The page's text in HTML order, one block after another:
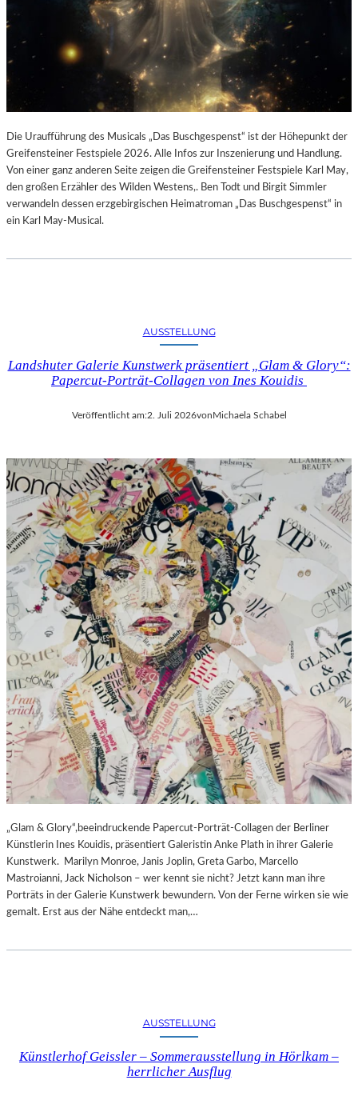
Die Uraufführung des Musicals „Das Buschgespenst“ ist der Höhepunkt der
Greifensteiner Festspiele 2026. Alle Infos zur Inszenierung und Handlung.
Von einer ganz anderen Seite zeigen die Greifensteiner Festspiele Karl May,
den großen Erzähler des Wilden Westens,. Ben Todt und Birgit Simmler
verwandeln dessen erzgebirgischen Heimatroman „Das Buschgespenst“ in
ein Karl May-Musical.
AUSSTELLUNG
Landshuter Galerie Kunstwerk präsentiert „Glam & Glory“:
Papercut-Porträt-Collagen von Ines Kouidis
Veröffentlicht am:2. Juli 2026vonMichaela Schabel
„Glam & Glory“,beeindruckende Papercut-Porträt-Collagen der Berliner
Künstlerin Ines Kouidis, präsentiert Galeristin Anke Plath in ihrer Galerie
Kunstwerk. Marilyn Monroe, Janis Joplin, Greta Garbo, Marcello
Mastroianni, Jack Nicholson – wer kennt sie nicht? Jetzt kann man ihre
Porträts in der Galerie Kunstwerk bewundern. Von der Ferne wirken sie wie
gemalt. Erst aus der Nähe entdeckt man,…
AUSSTELLUNG
Künstlerhof Geissler – Sommerausstellung in Hörlkam –
herrlicher Ausflug